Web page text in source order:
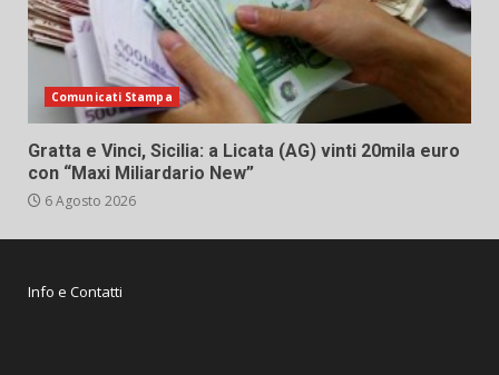
Comunicati Stampa
Gratta e Vinci, Sicilia: a Licata (AG) vinti 20mila euro
con “Maxi Miliardario New”
6 Agosto 2026
Info e Contatti